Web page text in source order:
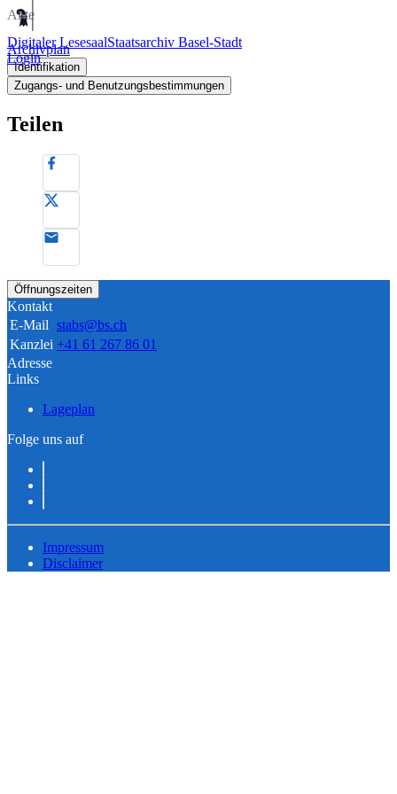
Digitaler LesesaalStaatsarchiv Basel-Stadt
Login
Akte
Archivplan
Identifikation
Zugangs- und Benutzungsbestimmungen
Teilen
Öffnungszeiten
Kontakt
E-Mail stabs@bs.ch
Kanzlei +41 61 267 86 01
Adresse
Links
Lageplan
Folge uns auf
Impressum
Disclaimer